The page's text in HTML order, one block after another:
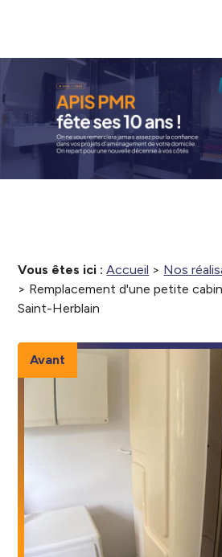
Vous êtes ici :Accueil > Nos
> Remplacement d'une petite
Saint-Herblain
Avant